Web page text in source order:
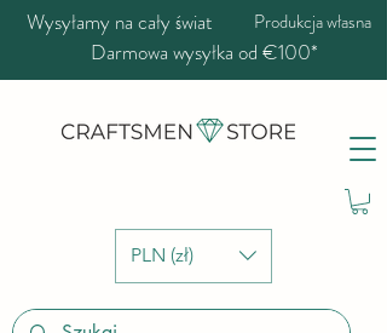
PLN (zł)
Wysyłamy na cały świat Produkcja własna
Darmowa wysyłka od €100*